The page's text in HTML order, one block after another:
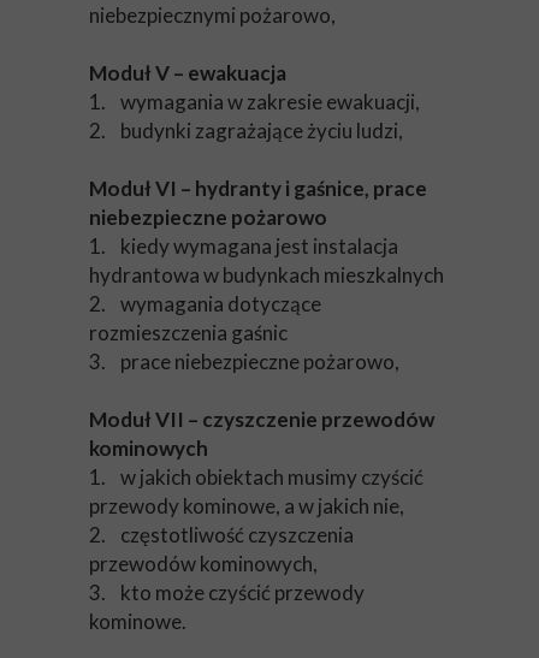
niebezpiecznymi pożarowo,
Moduł V – ewakuacja
1. wymagania w zakresie ewakuacji,
2. budynki zagrażające życiu ludzi,
Moduł VI – hydranty i gaśnice, prace
niebezpieczne pożarowo
1. kiedy wymagana jest instalacja
hydrantowa w budynkach mieszkalnych
2. wymagania dotyczące
rozmieszczenia gaśnic
3. prace niebezpieczne pożarowo,
Moduł VII – czyszczenie przewodów
kominowych
1. w jakich obiektach musimy czyścić
przewody kominowe, a w jakich nie,
2. częstotliwość czyszczenia
przewodów kominowych,
3. kto może czyścić przewody
kominowe.